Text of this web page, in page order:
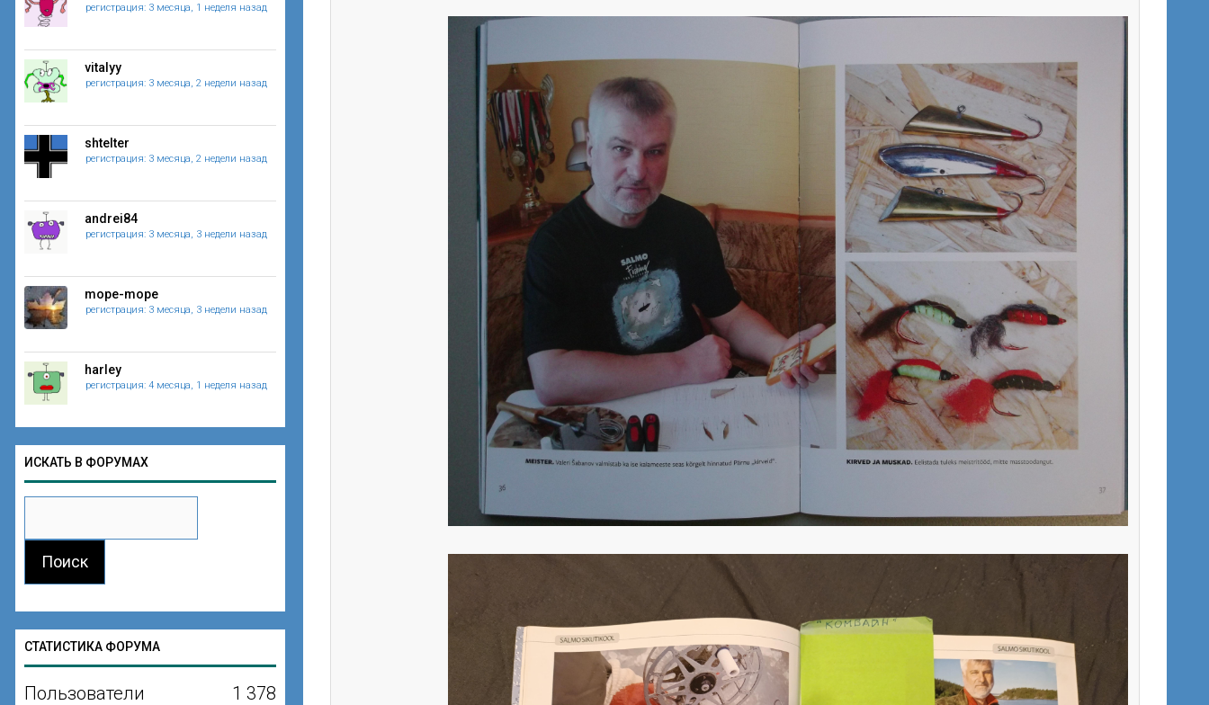
регистрация: 3 месяца, 1 неделя назад
vitalyy
регистрация: 3 месяца, 2 недели назад
shtelter
регистрация: 3 месяца, 2 недели назад
andrei84
регистрация: 3 месяца, 3 недели назад
mope-mope
регистрация: 3 месяца, 3 недели назад
harley
регистрация: 4 месяца, 1 неделя назад
ИСКАТЬ В ФОРУМАХ
СТАТИСТИКА ФОРУМА
Пользователи
1 378